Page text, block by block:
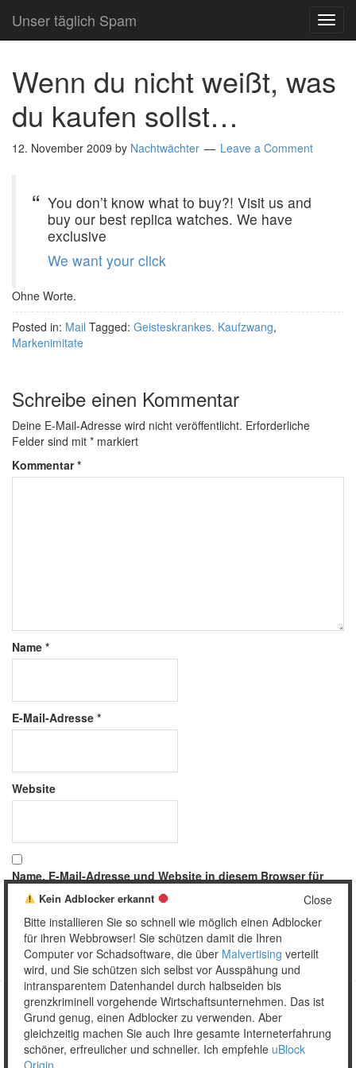
Unser täglich Spam
Wenn du nicht weißt, was
du kaufen sollst…
12. November 2009 by Nachtwächter Leave a Comment
You don’t know what to buy?! Visit us and
buy our best replica watches. We have
exclusive
We want your click
Ohne Worte.
Posted in: Mail Tagged: Geisteskrankes. Kaufzwang,
Markenimitate
Schreibe einen Kommentar
Deine E-Mail-Adresse wird nicht veröffentlicht. Erforderliche
Felder sind mit * markiert
Kommentar*
Name *
E-Mail-Adresse *
Website
Name, E-Mail-Adresse und Website in diesem Browser für
meinen nächsten Kommentar speichern.
Copyright © 2026 Unser täglich Spam.
MobileWordPress Theme by themehall.com
Close
Kein Adblocker erkannt
Bitte installieren Sie so schnell wie möglich einen Adblocker
für ihren Webbrowser! Sie schützen damit die Ihren
Computer vor Schadsoftware, die über Malvertising verteilt
wird, und Sie schützen sich selbst vor Ausspähung und
intransparentem Datenhandel durch halbseiden bis
grenzkriminell vorgehende Wirtschaftsunternehmen. Das ist
Grund genug, einen Adblocker zu verwenden. Aber
gleichzeitig machen Sie auch Ihre gesamte Interneterfahrung
schöner, erfreulicher und schneller. Ich empfehle uBlock
Origin